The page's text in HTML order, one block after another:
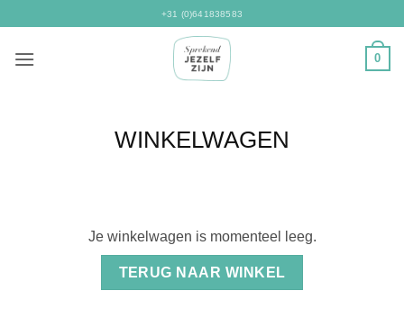
inhoud
+31 (0)641838583
0
WINKELWAGEN
Je winkelwagen is momenteel leeg.
TERUG NAAR WINKEL